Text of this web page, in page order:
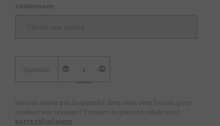
contenance
Quantité
de
Marron
Vous ne savez pas la quantité dont vous avez besoin pour
réaliser vos travaux ? Trouvez la quantité idéale avec
notre calculateur